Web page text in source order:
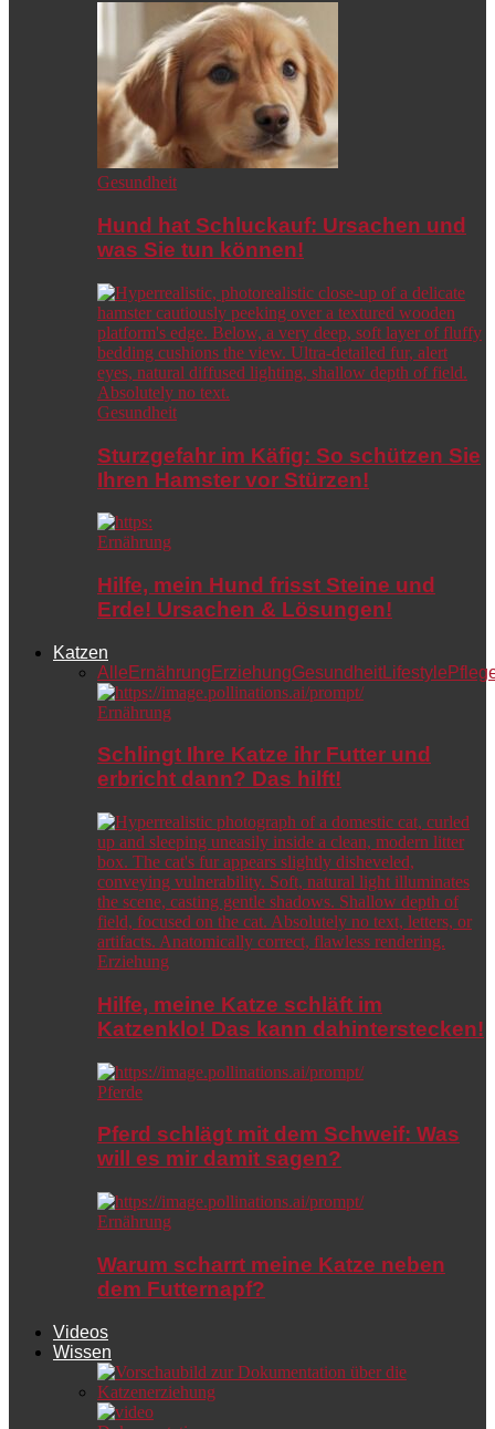
Gesundheit
Hund hat Schluckauf: Ursachen und
was Sie tun können!
Gesundheit
Sturzgefahr im Käfig: So schützen Sie
Ihren Hamster vor Stürzen!
Ernährung
Hilfe, mein Hund frisst Steine und
Erde! Ursachen & Lösungen!
Katzen
Alle Ernährung ErziehungGesundheitLifestyle
Ernährung
Schlingt Ihre Katze ihr Futter und
erbricht dann? Das hilft!
Erziehung
Hilfe, meine Katze schläft im
Katzenklo! Das kann dahinterstecken!
Pferde
Pferd schlägt mit dem Schweif: Was
will es mir damit sagen?
Ernährung
Warum scharrt meine Katze neben
dem Futternapf?
Videos
Wissen